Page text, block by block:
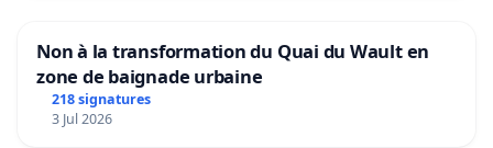
Non à la transformation du Quai du Wault en
zone de baignade urbaine
218 signatures
3 Jul 2026